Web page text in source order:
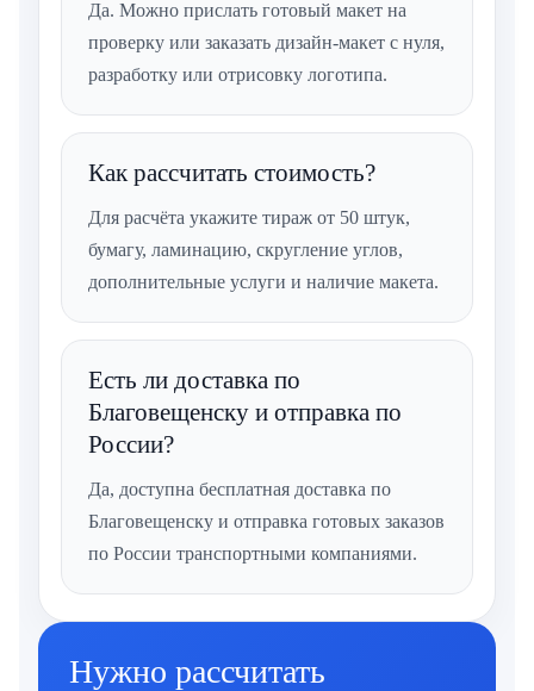
Да. Можно прислать готовый макет на
проверку или заказать дизайн-макет с нуля,
разработку или отрисовку логотипа.
Как рассчитать стоимость?
Для расчёта укажите тираж от 50 штук,
бумагу, ламинацию, скругление углов,
дополнительные услуги и наличие макета.
Есть ли доставка по
Благовещенску и отправка по
России?
Да, доступна бесплатная доставка по
Благовещенску и отправка готовых заказов
по России транспортными компаниями.
Нужно рассчитать